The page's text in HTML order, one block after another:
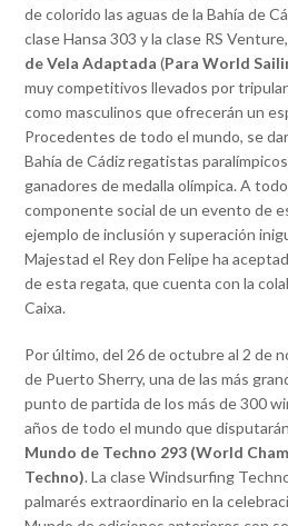
de colorido las aguas de la Bahía de
clase Hansa 303 y la clase RS
de Vela Adaptada (Para World
muy competitivos llevados por
como masculinos que ofrecerán un
Procedentes de todo el mundo, se
Bahía de Cádiz regatistas
ganadores de medalla olímpica. A
componente social de un evento de
ejemplo de inclusión y superación
Majestad el Rey don Felipe ha
de esta regata, que cuenta con la
Caixa.
Por último, del 26 de octubre al 2 de
de Puerto Sherry, una de las más
punto de partida de los más de 300
años de todo el mundo que
Mundo de Techno 293 (World
Techno). La clase Windsurfing
palmarés extraordinario en la